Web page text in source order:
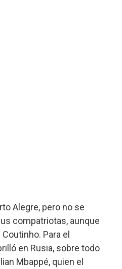
Alegre, pero no se
compatriotas, aunque
Para el
en Rusia, sobre todo
Mbappé, quien el